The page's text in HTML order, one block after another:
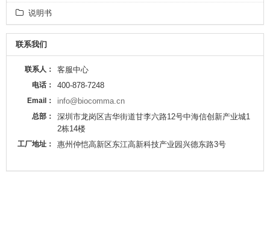
说明书
联系我们
联系人： 客服中心
电话： 400-878-7248
Email： info@biocomma.cn
总部：
深圳市龙岗区吉华街道甘李六路12号中海信创新产业城1
2栋14楼
工厂地址： 惠州仲恺高新区东江高新科技产业园兴德东路3号